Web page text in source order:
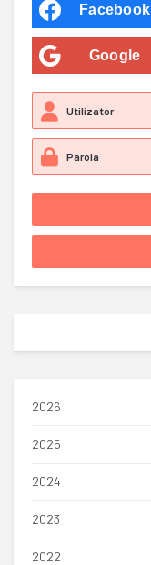
Facebook
Google
2026
2025
2024
2023
2022